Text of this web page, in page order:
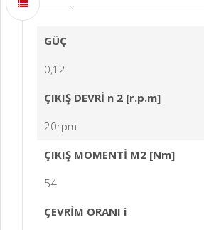
GÜÇ
0,12
ÇIKIŞ DEVRİ n 2 [r.p.m]
20rpm
ÇIKIŞ MOMENTİ M2 [Nm]
54
ÇEVRİM ORANI i